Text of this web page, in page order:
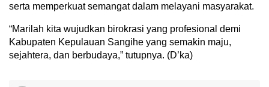
serta memperkuat semangat dalam melayani masyarakat.
“Marilah kita wujudkan birokrasi yang profesional demi
Kabupaten Kepulauan Sangihe yang semakin maju,
sejahtera, dan berbudaya,” tutupnya. (D’ka)